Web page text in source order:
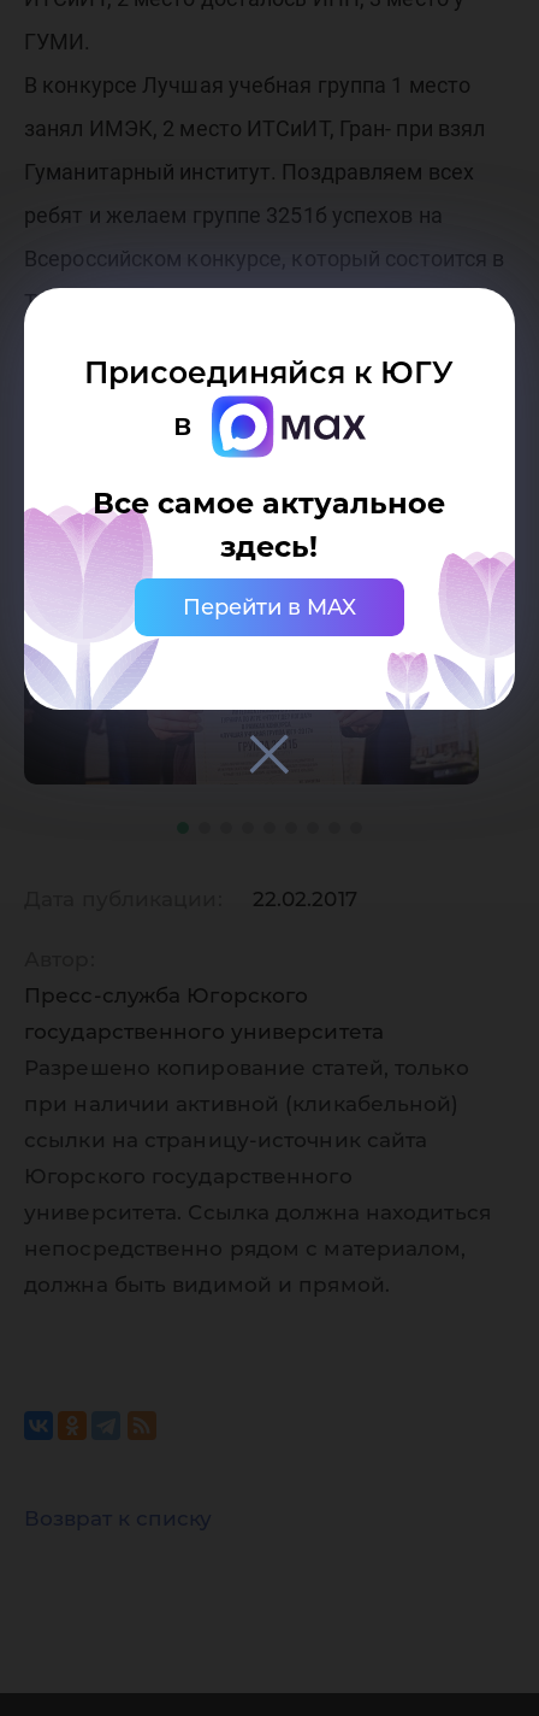
Присоединяйся к ЮГУ
в
Все самое актуальное
здесь!
Перейти в MAX
ГУМИ.
В конкурсе Лучшая учебная группа 1 место
занял ИМЭК, 2 место ИТСиИТ, Гран- при взял
Гуманитарный институт. Поздравляем всех
ребят и желаем группе 3251б успехов на
Всероссийском конкурсе, который состоится в
Тюмени!
22.02.2017
Пресс-служба Югорского
государственного университета
Разрешено копирование статей, только
при наличии активной (кликабельной)
ссылки на страницу-источник сайта
Югорского государственного
университета. Ссылка должна находиться
непосредственно рядом с материалом,
должна быть видимой и прямой.
Возврат к списку